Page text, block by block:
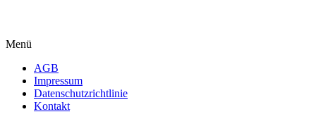
Menü
AGB
Impressum
Datenschutzrichtlinie
Kontakt